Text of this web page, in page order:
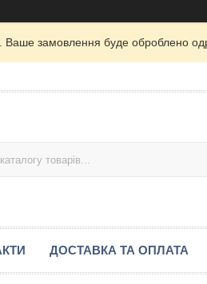
Ваше замовлення буде оброблено
ДОСТАВКА ТА ОПЛАТА